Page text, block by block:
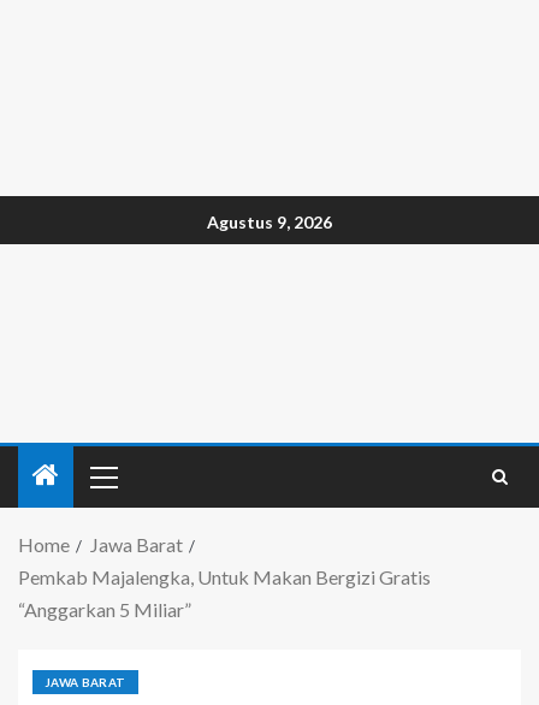
Agustus 9, 2026
Home
Jawa Barat
Pemkab Majalengka, Untuk Makan Bergizi Gratis
“Anggarkan 5 Miliar”
JAWA BARAT